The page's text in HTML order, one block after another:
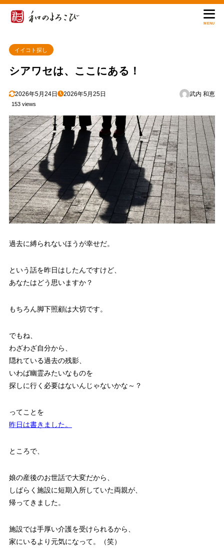
MENU
イイコト探し
シアワセは、ここにある！
2026年5月24日 2026年5月25日 武内 和恵
153 views
過去に縛られないほうが幸せだ。
という話を昨日はしたんですけど、
あなたはどう思いますか？
もちろん脚下照顧は大切です。
でもね、
わざわざ自分から、
隠れている過去の残影、
いわば幽霊みたいなものを
探しに行く必要はないんじゃないかな～？
ってことを
昨日は書きました。
ところで、
娘の産後のお世話で大変だから、
しばらく施設に短期入所していた両親が、
帰ってきました。
施設では手厚い介護を受けられるから、
家にいるより元気になって。（笑）